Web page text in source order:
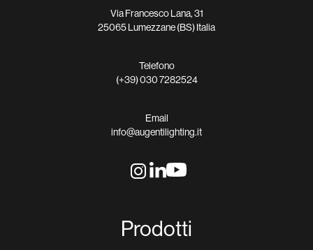
Via Francesco Lana, 31
25065 Lumezzane (BS) Italia
Telefono
(+39) 030 7282524
Email
info@augentilighting.it
Prodotti